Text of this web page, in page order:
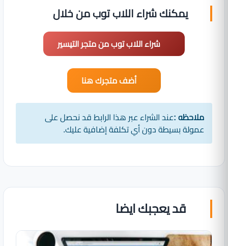
يمكنك شراء اللاب توب من خلال
شراء اللاب توب من متجر التيسير
أضف متجرك هنا
ملاحظه :عند الشراء عبر هذا الرابط قد نحصل على
عمولة بسيطة دون أي تكلفة إضافية عليك.
قد يعجبك ايضا